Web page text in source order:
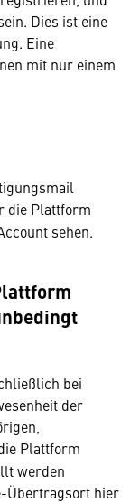
Dies ist eine
Eine
mit nur einem
die Plattform
sehen.
bei
der
Plattform
werden
Übertragsort hier